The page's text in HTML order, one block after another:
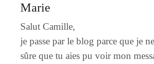
Marie
Salut Camille,
je passe par le blog parce que je
sûre que tu aies pu voir mon